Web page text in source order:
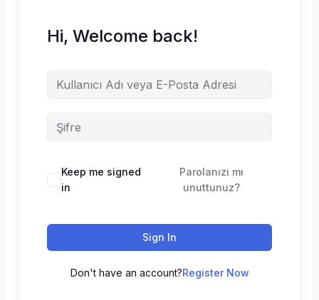
Hi, Welcome back!
Keep me signed
in
Parolanızı mı
unuttunuz?
Sign In
Don't have an account?Register Now